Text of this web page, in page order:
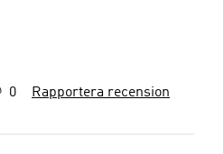
0 Rapportera recension